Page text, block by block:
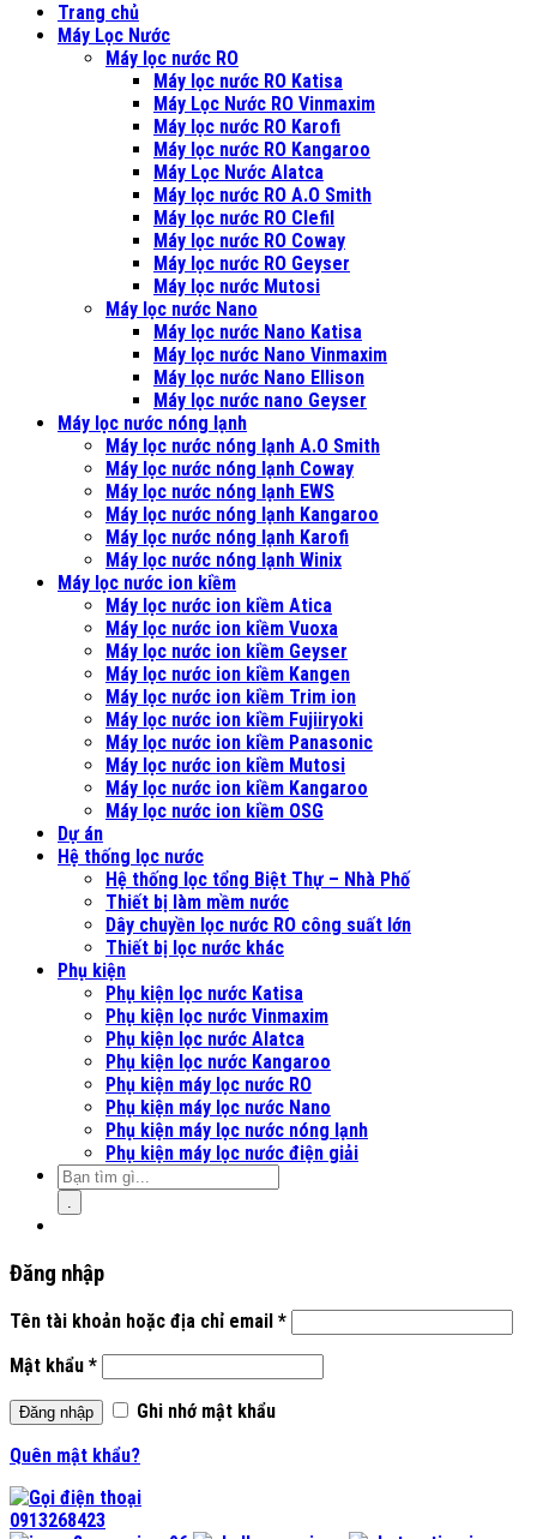
Trang chủ
Máy Lọc Nước
Máy lọc nước RO
Máy lọc nước RO Katisa
Máy Lọc Nước RO Vinmaxim
Máy lọc nước RO Karofi
Máy lọc nước RO Kangaroo
Máy Lọc Nước Alatca
Máy lọc nước RO A.O Smith
Máy lọc nước RO Clefil
Máy lọc nước RO Coway
Máy lọc nước RO Geyser
Máy lọc nước Mutosi
Máy lọc nước Nano
Máy lọc nước Nano Katisa
Máy lọc nước Nano Vinmaxim
Máy lọc nước Nano Ellison
Máy lọc nước nano Geyser
Máy lọc nước nóng lạnh
Máy lọc nước nóng lạnh A.O Smith
Máy lọc nước nóng lạnh Coway
Máy lọc nước nóng lạnh EWS
Máy lọc nước nóng lạnh Kangaroo
Máy lọc nước nóng lạnh Karofi
Máy lọc nước nóng lạnh Winix
Máy lọc nước ion kiềm
Máy lọc nước ion kiềm Atica
Máy lọc nước ion kiềm Vuoxa
Máy lọc nước ion kiềm Geyser
Máy lọc nước ion kiềm Kangen
Máy lọc nước ion kiềm Trim ion
Máy lọc nước ion kiềm Fujiiryoki
Máy lọc nước ion kiềm Panasonic
Máy lọc nước ion kiềm Mutosi
Máy lọc nước ion kiềm Kangaroo
Máy lọc nước ion kiềm OSG
Dự án
Hệ thống lọc nước
Hệ thống lọc tổng Biệt Thự – Nhà Phố
Thiết bị làm mềm nước
Dây chuyền lọc nước RO công suất lớn
Thiết bị lọc nước khác
Phụ kiện
Phụ kiện lọc nước Katisa
Phụ kiện lọc nước Vinmaxim
Phụ kiện lọc nước Alatca
Phụ kiện lọc nước Kangaroo
Phụ kiện máy lọc nước RO
Phụ kiện máy lọc nước Nano
Phụ kiện máy lọc nước nóng lạnh
Phụ kiện máy lọc nước điện giải
.
Đăng nhập
Tên tài khoản hoặc địa chỉ email *
Mật khẩu *
Đăng nhập
Ghi nhớ mật khẩu
Quên mật khẩu?
0913268423